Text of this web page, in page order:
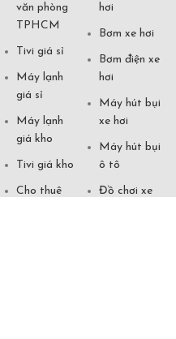
văn phòng
TPHCM
Tivi giá sỉ
Máy lạnh
giá sỉ
Máy lạnh
giá kho
Tivi giá kho
Cho thuê
hơi
Bơm xe hơi
Bơm điện xe
hơi
Máy hút bụi
xe hơi
Máy hút bụi
ô tô
Đồ chơi xe